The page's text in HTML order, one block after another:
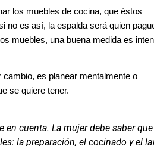
los muebles de cocina, que éstos
no es así, la espalda será quien
muebles, una buena medida es
es planear mentalmente o
se quiere tener.
en cuenta. La mujer debe saber
la preparación, el cocinado y el